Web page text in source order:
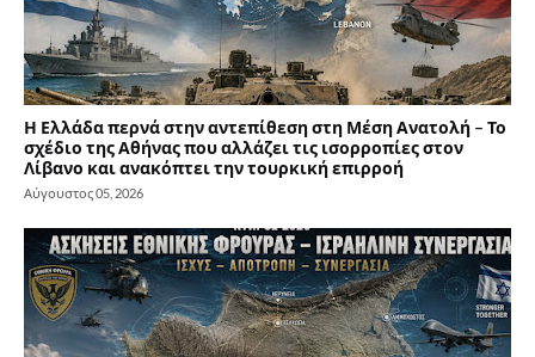
Η Ελλάδα περνά στην αντεπίθεση στη Μέση Ανατολή – Το
σχέδιο της Αθήνας που αλλάζει τις ισορροπίες στον
Λίβανο και ανακόπτει την τουρκική επιρροή
Αύγουστος 05, 2026